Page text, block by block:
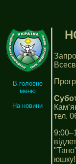
В головне
меню
На новини
тел.
юшку!